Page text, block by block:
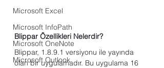
Microsoft Excel
Microsoft InfoPath
Microsoft OneNote
Microsoft Outlook
Blippar Özellikleri Nelerdir?
Blippar, 1.8.9.1 versiyonu ile yayında
olan bir uygulamadır. Bu uygulama 16